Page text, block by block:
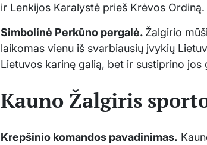
ir Lenkijos Karalystė prieš Krėvos Ordiną.
Simbolinė Perkūno pergalė. Žalgirio
laikomas vienu iš svarbiausių įvykių
Lietuvos karinę galią, bet ir sustiprino
Kauno Žalgiris
Krepšinio komandos pavadinimas.